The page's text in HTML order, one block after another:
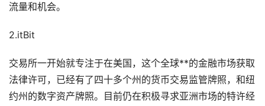
流量和机会。
2.itBit
交易所一开始就专注于在美国，这个全球**的金融市场获取
法律许可，已经有了四十多个州的货币交易监管牌照，和纽
约州的数字资产牌照。目前仍在积极寻求亚洲市场的特许经